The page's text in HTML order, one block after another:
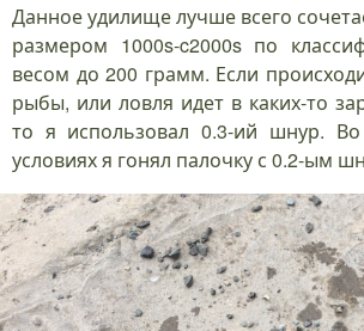
Данное удилище лучше всего
размером 1000s-c2000s по
весом до 200 грамм. Если
рыбы, или ловля идет в каких-то
то я использовал 0.3-ий шнур. Во
условиях я гонял палочку с 0.2-ым